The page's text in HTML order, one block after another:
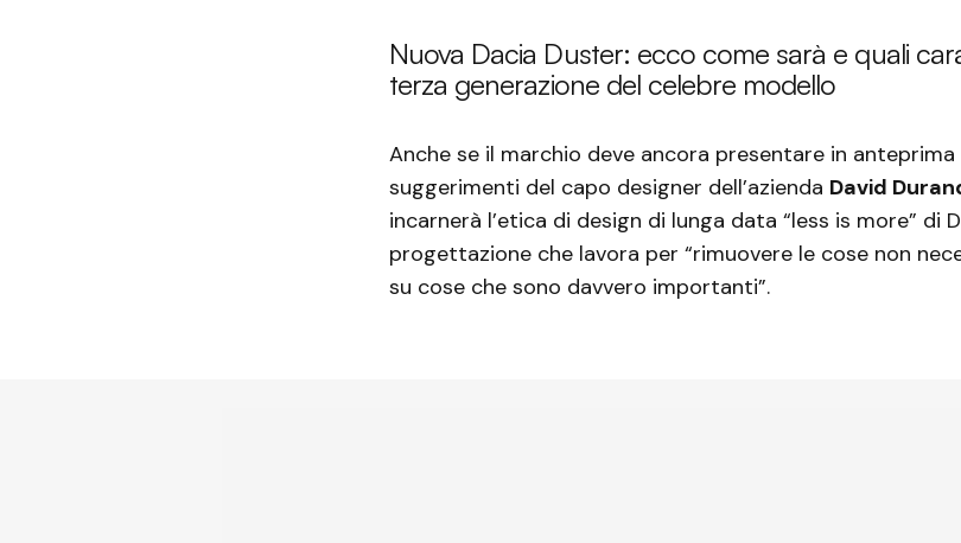
Nuova Dacia Duster: ecco come sarà e quali
terza generazione del celebre modello
Anche se il marchio deve ancora presentare in anteprima
suggerimenti del capo designer dell’azienda David
incarnerà l’etica di design di lunga data “less is more” di
progettazione che lavora per “rimuovere le cose non
su cose che sono davvero importanti”.